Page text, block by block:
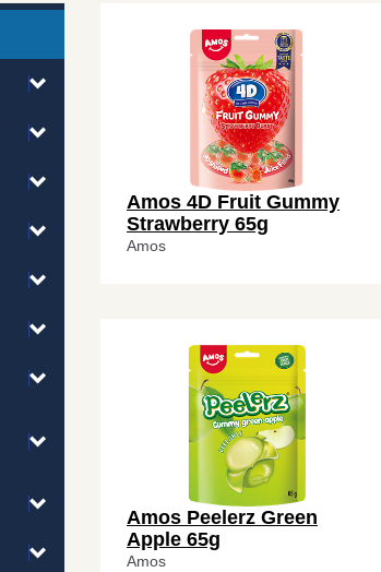
Amos 4D Fruit Gummy
Strawberry 65g
Amos
Amos Peelerz Green
Apple 65g
Amos